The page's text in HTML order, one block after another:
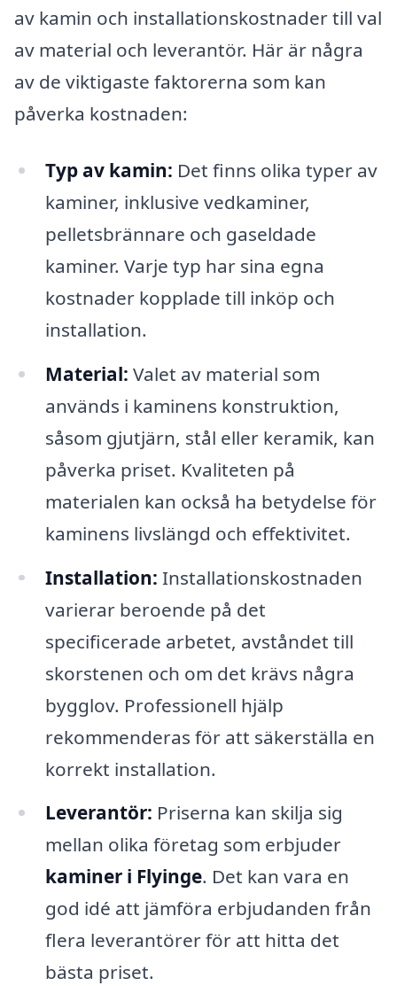
av kamin och installationskostnader till val
av material och leverantör. Här är några
av de viktigaste faktorerna som kan
påverka kostnaden:
Typ av kamin: Det finns olika typer av
kaminer, inklusive vedkaminer,
pelletsbrännare och gaseldade
kaminer. Varje typ har sina egna
kostnader kopplade till inköp och
installation.
Material: Valet av material som
används i kaminens konstruktion,
såsom gjutjärn, stål eller keramik, kan
påverka priset. Kvaliteten på
materialen kan också ha betydelse för
kaminens livslängd och effektivitet.
Installation: Installationskostnaden
varierar beroende på det
specificerade arbetet, avståndet till
skorstenen och om det krävs några
bygglov. Professionell hjälp
rekommenderas för att säkerställa en
korrekt installation.
Leverantör: Priserna kan skilja sig
mellan olika företag som erbjuder
kaminer i Flyinge. Det kan vara en
god idé att jämföra erbjudanden från
flera leverantörer för att hitta det
bästa priset.